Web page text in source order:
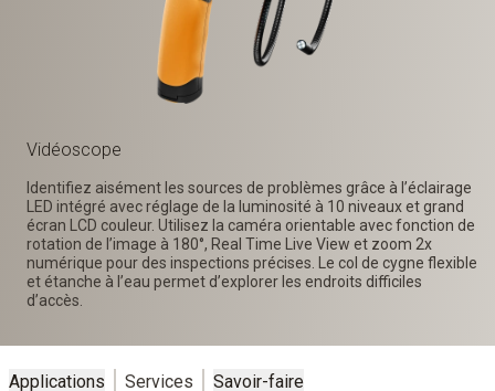
Vidéoscope
Identifiez aisément les sources de problèmes grâce à l’éclairage
LED intégré avec réglage de la luminosité à 10 niveaux et grand
écran LCD couleur. Utilisez la caméra orientable avec fonction de
rotation de l’image à 180°, Real Time Live View et zoom 2x
numérique pour des inspections précises. Le col de cygne flexible
et étanche à l’eau permet d’explorer les endroits difficiles
d’accès.
Applications Services Savoir-faire